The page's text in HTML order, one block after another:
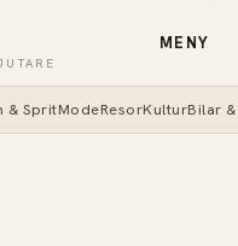
MENY
& SpritModeResorKulturBilar